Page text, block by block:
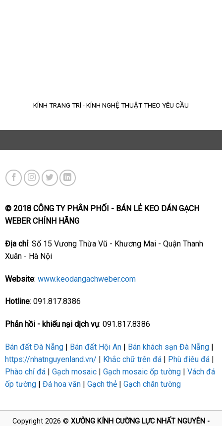
KÍNH TRANG TRÍ - KÍNH NGHỆ THUẬT THEO YÊU CẦU
© 2018 CÔNG TY PHÂN PHỐI - BÁN LẺ KEO DÁN GẠCH
WEBER CHÍNH HÃNG
Địa chỉ: Số 15 Vương Thừa Vũ - Khương Mai - Quận Thanh
Xuân - Hà Nội
Website: www.keodangachweber.com
Hotline: 091.817.8386
Phản hồi - khiếu nại dịch vụ: 091.817.8386
Bán đất Đà Nẵng| Bán đất Hội An| Bán khách sạn Đà Nẵng|
https://nhatnguyenland.vn/ | Khắc chữ trên đá| Phù điêu đá|
Phào chỉ đá| Gạch mosaic| Gạch mosaic ốp tường| Vách đá
ốp tường| Đá hoa văn| Gạch thẻ| Gạch chân tường
Copyright 2026 © XƯỞNG KÍNH CƯỜNG LỰC NHẤT NGUYÊN -